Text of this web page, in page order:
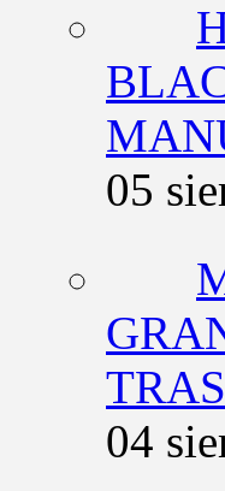
05
04